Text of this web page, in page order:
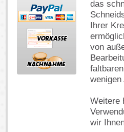
das
Ihrer
von
Weitere
wir